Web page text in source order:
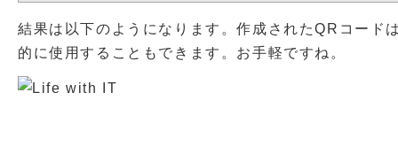
結果は以下のようになります。作成されたQRコード
的に使用することもできます。お手軽ですね。